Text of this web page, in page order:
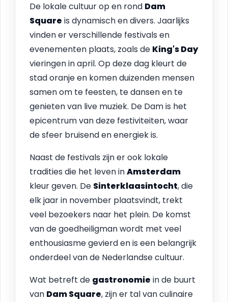
De lokale cultuur op en rond Dam
Square is dynamisch en divers. Jaarlijks
vinden er verschillende festivals en
evenementen plaats, zoals de King's Day
vieringen in april. Op deze dag kleurt de
stad oranje en komen duizenden mensen
samen om te feesten, te dansen en te
genieten van live muziek. De Dam is het
epicentrum van deze festiviteiten, waar
de sfeer bruisend en energiek is.
Naast de festivals zijn er ook lokale
tradities die het leven inAmsterdam
kleur geven. De Sinterklaasintocht, die
elk jaar in november plaatsvindt, trekt
veel bezoekers naar het plein. De komst
van de goedheiligman wordt met veel
enthousiasme gevierd en is een belangrijk
onderdeel van de Nederlandse cultuur.
Wat betreft de gastronomie in de buurt
van Dam Square, zijn er tal van culinaire